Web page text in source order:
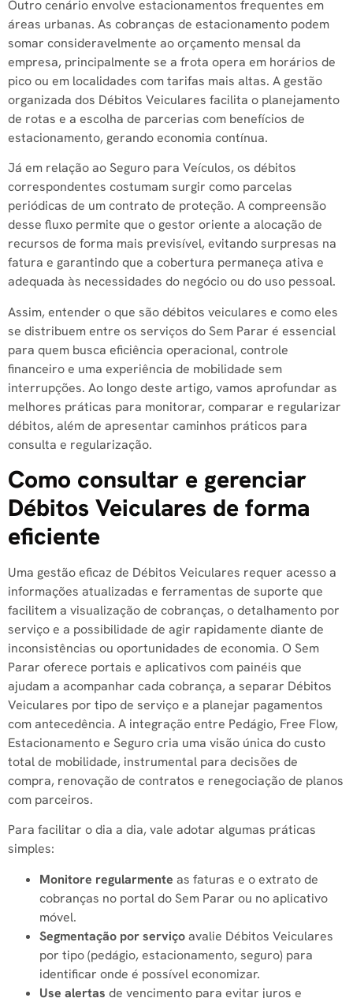
Outro cenário envolve estacionamentos frequentes em
áreas urbanas. As cobranças de estacionamento podem
somar consideravelmente ao orçamento mensal da
empresa, principalmente se a frota opera em horários de
pico ou em localidades com tarifas mais altas. A gestão
organizada dos Débitos Veiculares facilita o planejamento
de rotas e a escolha de parcerias com benefícios de
estacionamento, gerando economia contínua.
Já em relação ao Seguro para Veículos, os débitos
correspondentes costumam surgir como parcelas
periódicas de um contrato de proteção. A compreensão
desse fluxo permite que o gestor oriente a alocação de
recursos de forma mais previsível, evitando surpresas na
fatura e garantindo que a cobertura permaneça ativa e
adequada às necessidades do negócio ou do uso pessoal.
Assim, entender o que são débitos veiculares e como eles
se distribuem entre os serviços do Sem Parar é essencial
para quem busca eficiência operacional, controle
financeiro e uma experiência de mobilidade sem
interrupções. Ao longo deste artigo, vamos aprofundar as
melhores práticas para monitorar, comparar e regularizar
débitos, além de apresentar caminhos práticos para
consulta e regularização.
Como consultar e gerenciar
Débitos Veiculares de forma
eficiente
Uma gestão eficaz de Débitos Veiculares requer acesso a
informações atualizadas e ferramentas de suporte que
facilitem a visualização de cobranças, o detalhamento por
serviço e a possibilidade de agir rapidamente diante de
inconsistências ou oportunidades de economia. O Sem
Parar oferece portais e aplicativos com painéis que
ajudam a acompanhar cada cobrança, a separar Débitos
Veiculares por tipo de serviço e a planejar pagamentos
com antecedência. A integração entre Pedágio, Free Flow,
Estacionamento e Seguro cria uma visão única do custo
total de mobilidade, instrumental para decisões de
compra, renovação de contratos e renegociação de planos
com parceiros.
Para facilitar o dia a dia, vale adotar algumas práticas
simples:
Monitore regularmente as faturas e o extrato de
cobranças no portal do Sem Parar ou no aplicativo
móvel.
Segmentação por serviçoavalie Débitos Veiculares
por tipo (pedágio, estacionamento, seguro) para
identificar onde é possível economizar.
Use alertas de vencimento para evitar juros e